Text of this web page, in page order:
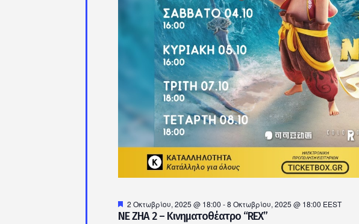
NE ZHA 2 – Κινηματοθέατρο “REX”
Προτεινόμενο
2 Οκτωβρίου, 2025 @ 18:00 -8 Οκτωβρίου, 2025 @ 18:00 EEST